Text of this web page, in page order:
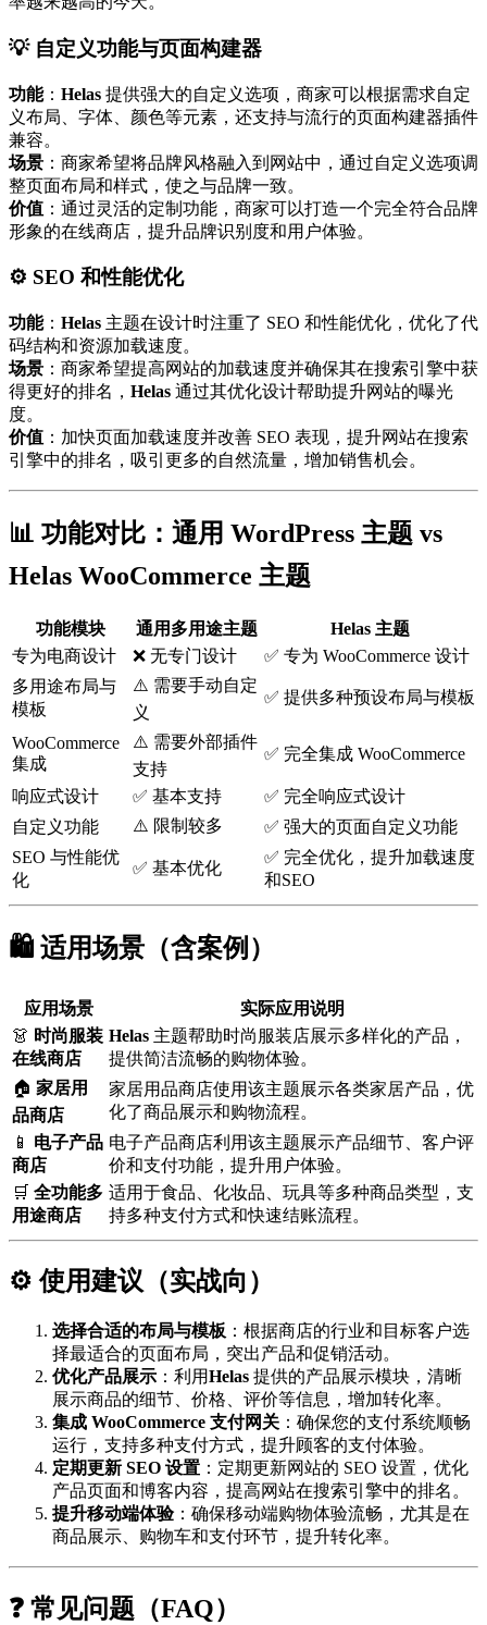
💡 自定义功能与页面构建器
功能： Helas 提供强大的自定义选项，商家可以根据需求自定
义布局、字体、颜色等元素，还支持与流行的页面构建器插件
兼容。
场景 ：商家希望将品牌风格融入到网站中，通过自定义选项调
整页面布局和样式，使之与品牌一致。
价值 ：通过灵活的定制功能，商家可以打造一个完全符合品牌
形象的在线商店，提升品牌识别度和用户体验。
⚙️ SEO 和性能优化
功能： Helas 主题在设计时注重了 SEO 和性能优化，优化了代
码结构和资源加载速度。
场景 ：商家希望提高网站的加载速度并确保其在搜索引擎中获
得更好的排名， Helas 通过其优化设计帮助提升网站的曝光
度。
价值 ：加快页面加载速度并改善 SEO 表现，提升网站在搜索
引擎中的排名，吸引更多的自然流量，增加销售机会。
📊 功能对比：通用 WordPress 主题 vs
Helas WooCommerce 主题
功能模块 通用多用途主题 Helas主题
专为电商设计
❌ 无专门设计
✅ 专为 WooCommerce 设计
多用途布局与
模板
⚠️ 需要手动自定
义
✅ 提供多种预设布局与模板
WooCommerce
集成
⚠️ 需要外部插件
支持
✅ 完全集成 WooCommerce
响应式设计 ✅ 基本支持
✅ 完全响应式设计
自定义功能
⚠️ 限制较多
✅ 强大的页面自定义功能
SEO 与性能优
化
✅ 基本优化
✅ 完全优化，提升加载速度
和SEO
🛍️ 适用场景（含案例）
应用场景
实际应用说明
👗 时尚服装
在线商店
Helas 主题帮助时尚服装店展示多样化的产品，
提供简洁流畅的购物体验。
🏠 家居用
品商店
家居用品商店使用该主题展示各类家居产品，优
化了商品展示和购物流程。
📱 电子产品
商店
电子产品商店利用该主题展示产品细节、客户评
价和支付功能，提升用户体验。
🛒 全功能多
用途商店
适用于食品、化妆品、玩具等多种商品类型，支
持多种支付方式和快速结账流程。
⚙️ 使用建议（实战向）
选择合适的布局与模板 ：根据商店的行业和目标客户选
择最适合的页面布局，突出产品和促销活动。
优化产品展示 ：利用Helas 提供的产品展示模块，清晰
展示商品的细节、价格、评价等信息，增加转化率。
集成 WooCommerce 支付网关 ：确保您的支付系统顺畅
运行，支持多种支付方式，提升顾客的支付体验。
定期更新 SEO 设置 ：定期更新网站的 SEO 设置，优化
产品页面和博客内容，提高网站在搜索引擎中的排名。
提升移动端体验：确保移动端购物体验流畅，尤其是在
商品展示、购物车和支付环节，提升转化率。
❓ 常见问题（FAQ）